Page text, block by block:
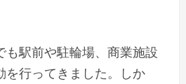
も駅前や駐輪場、商業施設
を行ってきました。しか